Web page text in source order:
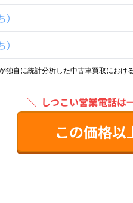
自に統計分析した中古車買取におけ
＼ しつこい営業電話は
この価格以